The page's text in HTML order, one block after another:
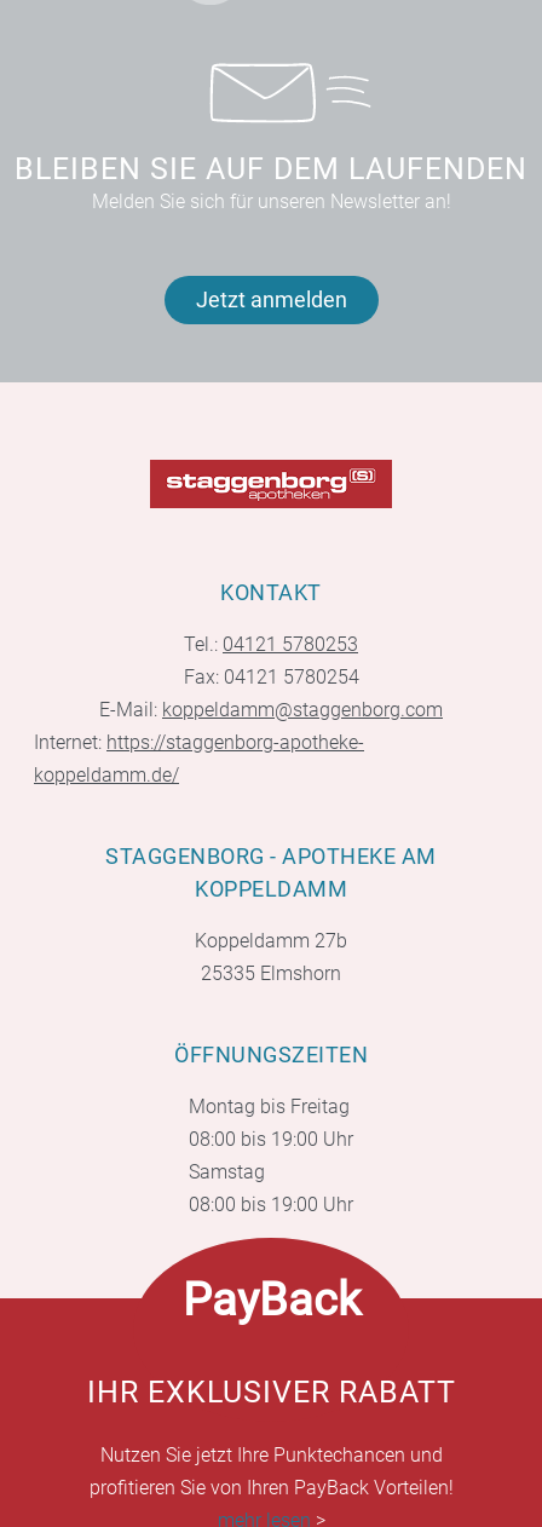
BLEIBEN SIE AUF DEM LAUFENDEN
Melden Sie sich für unseren Newsletter an!
Jetzt anmelden
KONTAKT
Tel.: 04121 5780253
Fax: 04121 5780254
E-Mail: koppeldamm@staggenborg.com
Internet: https://staggenborg-apotheke-
koppeldamm.de/
STAGGENBORG - APOTHEKE AM
KOPPELDAMM
Koppeldamm 27b
25335 Elmshorn
ÖFFNUNGSZEITEN
Montag bis Freitag
08:00 bis 19:00 Uhr
Samstag
08:00 bis 19:00 Uhr
PayBack
IHR EXKLUSIVER RABATT
Nutzen Sie jetzt Ihre Punktechancen und
profitieren Sie von Ihren PayBack Vorteilen!
mehr lesen >